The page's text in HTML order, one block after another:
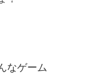
なゲーム